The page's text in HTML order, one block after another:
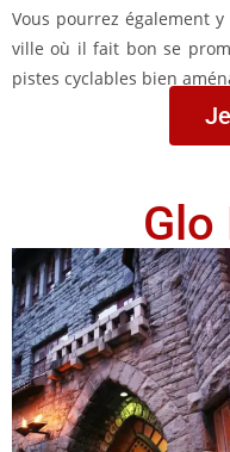
Vous pourrez également
ville où il fait bon se
pistes cyclables bien